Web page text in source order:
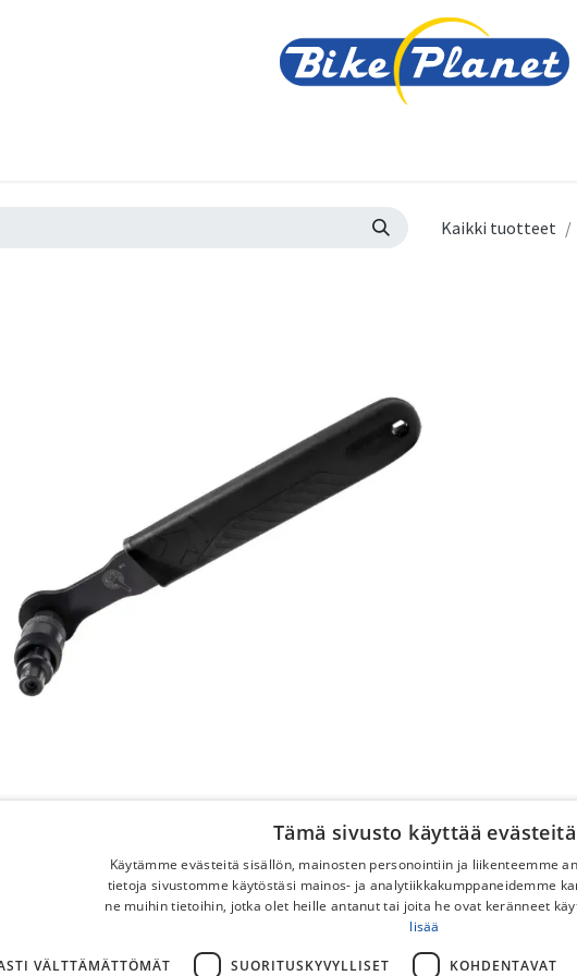
Kaikki tuotteet
Tämä sivusto käyttää evästeitä
Käytämme evästeitä sisällön, mainosten personointiin ja liikenteemme
tietoja sivustomme käytöstäsi mainos- ja analytiikkakumppaneidemme
ne muihin tietoihin, jotka olet heille antanut tai joita he ovat keränneet
lisää
VÄLTTÄMÄTTÖMÄT SUORITUSKYVYLLISET KOHDENTAVAT